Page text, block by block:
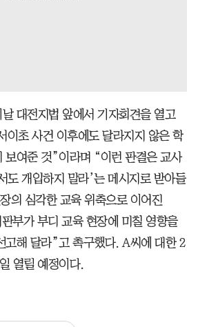
대전지법 앞에서 기자회견을 열고
이초 사건 이후에도 달라지지 않은 학
보여준 것”이라며 “이런 판결은 교사
도 개입하지 말라’는 메시지로 받아들
의 심각한 교육 위축으로 이어진
부가 부디 교육 현장에 미칠 영향을
고해 달라”고 촉구했다. A씨에 대한 2
열릴 예정이다.